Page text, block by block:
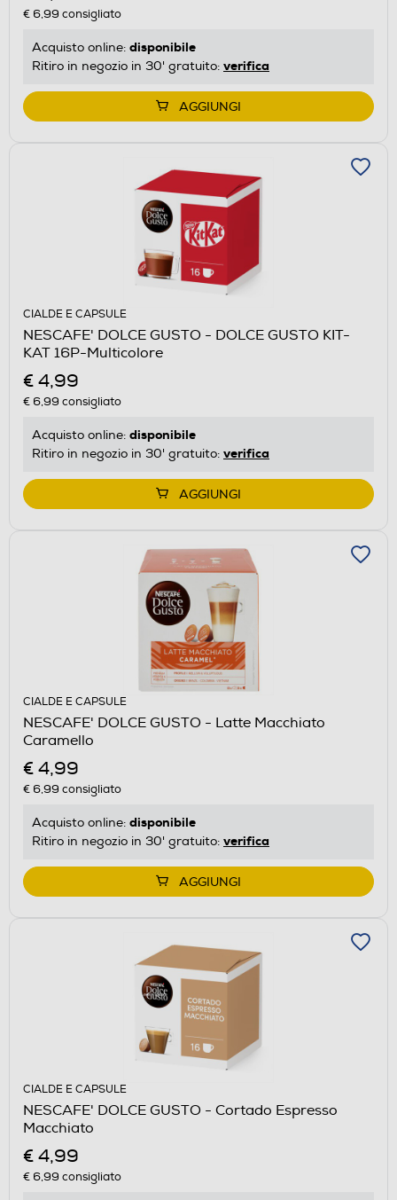
€ 6,99 consigliato
Acquisto online: disponibile
Ritiro in negozio in 30' gratuito: verifica
AGGIUNGI
CIALDE E CAPSULE
NESCAFE' DOLCE GUSTO - DOLCE GUSTO KIT-
KAT 16P-Multicolore
€ 4,99
€ 6,99 consigliato
Acquisto online: disponibile
Ritiro in negozio in 30' gratuito: verifica
AGGIUNGI
CIALDE E CAPSULE
NESCAFE' DOLCE GUSTO - Latte Macchiato
Caramello
€ 4,99
€ 6,99 consigliato
Acquisto online: disponibile
Ritiro in negozio in 30' gratuito: verifica
AGGIUNGI
CIALDE E CAPSULE
NESCAFE' DOLCE GUSTO - Cortado Espresso
Macchiato
€ 4,99
€ 6,99 consigliato